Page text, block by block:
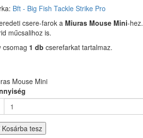
Bft - Big Fish Tackle Strike Pro
csere-farok a Miuras Mouse Mini-hez.
műcsalihoz is.
csomag 1 db cserefarkat tartalmaz.
Mouse Mini
Kosárba tesz